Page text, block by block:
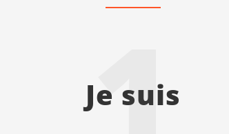
1
Je suis